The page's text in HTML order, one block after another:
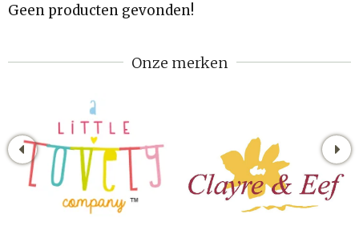
Geen producten gevonden!
Onze merken